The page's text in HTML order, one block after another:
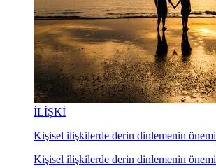
İLİŞKİ
Kişisel ilişkilerde derin dinlemenin önemi
Kişisel ilişkilerde derin dinlemenin önemi